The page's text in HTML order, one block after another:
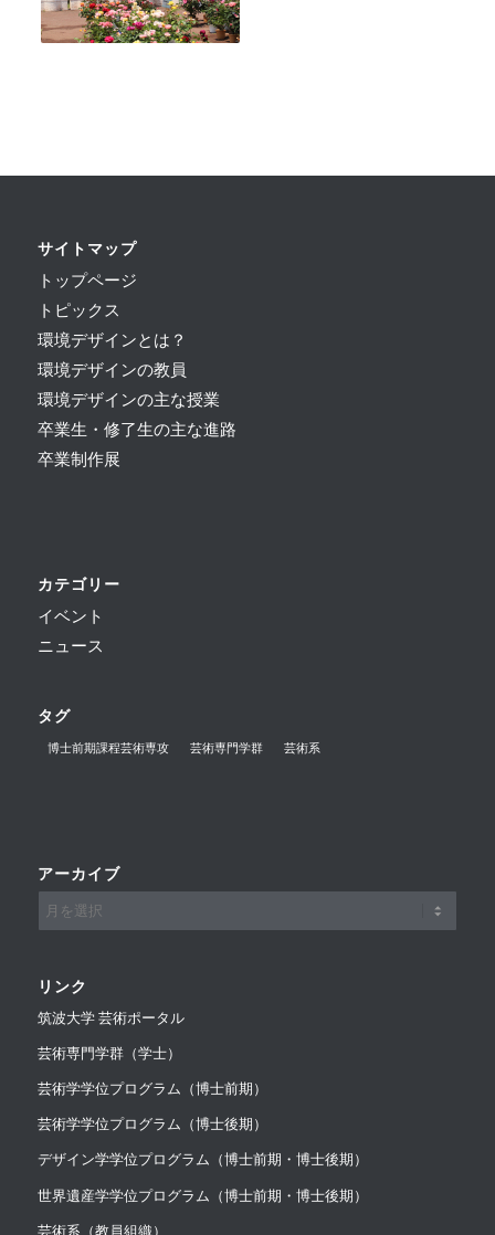
サイトマップ
トップページ
トピックス
環境デザインとは？
環境デザインの教員
環境デザインの主な授業
卒業生・修了生の主な進路
卒業制作展
カテゴリー
イベント
ニュース
タグ
博士前期課程芸術専攻 芸術専門学群 芸術系
アーカイブ
リンク
筑波大学 芸術ポータル
芸術専門学群（学士）
芸術学学位プログラム（博士前期）
芸術学学位プログラム（博士後期）
デザイン学学位プログラム（博士前期・博士後期）
世界遺産学学位プログラム（博士前期・博士後期）
芸術系（教員組織）